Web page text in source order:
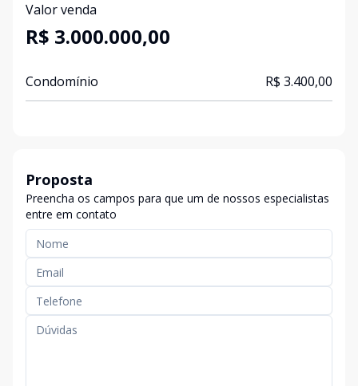
Valor venda
R$ 3.000.000,00
Condomínio R$ 3.400,00
Proposta
Preencha os campos para que um de nossos especialistas
entre em contato